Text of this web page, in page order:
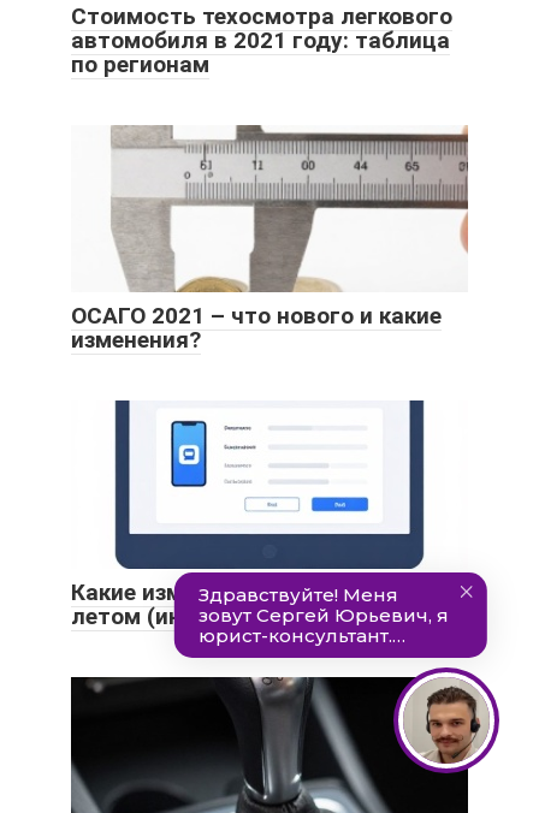
Стоимость техосмотра легкового
автомобиля в 2021 году: таблица
по регионам
ОСАГО 2021 – что нового и какие
изменения?
Какие изменения в ПДД вступили
летом (июль) 2021 года?